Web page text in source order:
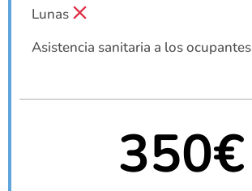
Lunas
Asistencia sanitaria a los ocupantes
350€